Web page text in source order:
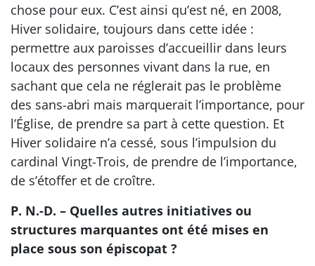
chose pour eux. C’est ainsi qu’est né, en 2008,
Hiver solidaire, toujours dans cette idée :
permettre aux paroisses d’accueillir dans leurs
locaux des personnes vivant dans la rue, en
sachant que cela ne réglerait pas le problème
des sans-abri mais marquerait l’importance, pour
l’Église, de prendre sa part à cette question. Et
Hiver solidaire n’a cessé, sous l’impulsion du
cardinal Vingt-Trois, de prendre de l’importance,
de s’étoffer et de croître.
P. N.-D. – Quelles autres initiatives ou
structures marquantes ont été mises en
place sous son épiscopat ?